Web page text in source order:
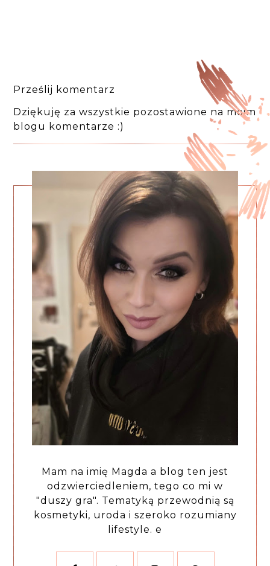
Prześlij komentarz
Dziękuję za wszystkie pozostawione na moim
blogu komentarze :)
Mam na imię Magda a blog ten jest
odzwierciedleniem, tego co mi w
"duszy gra". Tematyką przewodnią są
kosmetyki, uroda i szeroko rozumiany
lifestyle. e